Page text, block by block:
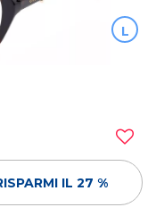
L
IL 27 %